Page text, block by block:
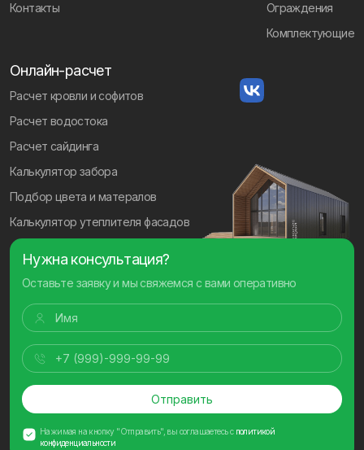
Контакты
Ограждения
Комплектующие
Онлайн-расчет
Расчет кровли и софитов
Расчет водостока
Расчет сайдинга
Калькулятор забора
Подбор цвета и матералов
Калькулятор утеплителя фасадов
Нужна консультация?
Оставьте заявку и мы свяжемся с вами оперативно
Отправить
Нажимая на кнопку "Отправить", вы соглашаетесь с политикой
конфиденциальности